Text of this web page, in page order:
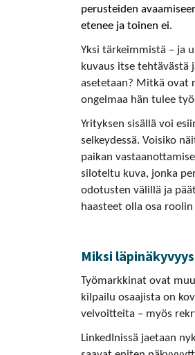
perusteiden
etenee ja toinen ei.
Yksi tärkeimmistä – ja
kuvaus itse tehtävästä
asetetaan? Mitkä ovat
ongelmaa hän tulee
Yrityksen sisällä voi
selkeydessä. Voisiko
paikan
siloteltu kuva, jonka
odotusten välillä ja
haasteet olla osa
Miksi
Työmarkkinat ovat
kilpailu osaajista on
velvoitteita – myös
LinkedInissä jaetaan